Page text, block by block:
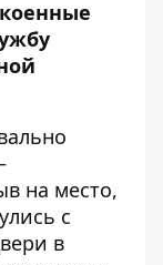
на место,
с
в